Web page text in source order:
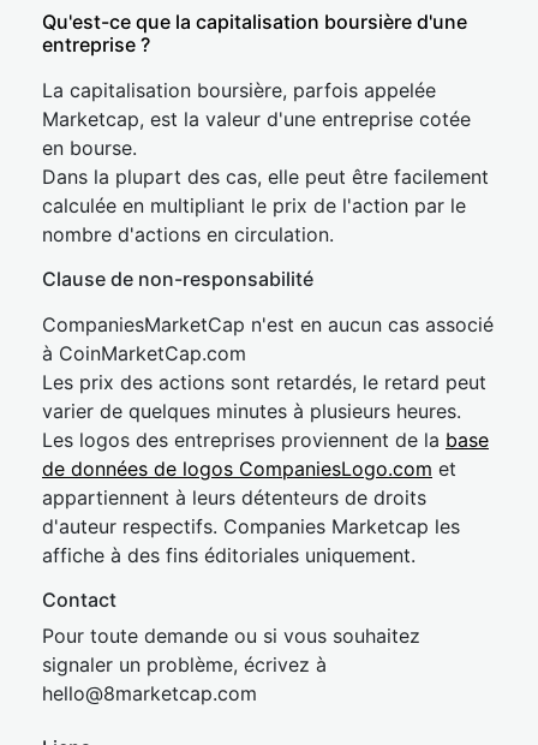
Qu'est-ce que la capitalisation boursière d'une
entreprise ?
La capitalisation boursière, parfois appelée
Marketcap, est la valeur d'une entreprise cotée
en bourse.
Dans la plupart des cas, elle peut être facilement
calculée en multipliant le prix de l'action par le
nombre d'actions en circulation.
Clause de non-responsabilité
CompaniesMarketCap n'est en aucun cas associé
à CoinMarketCap.com
Les prix des actions sont retardés, le retard peut
varier de quelques minutes à plusieurs heures.
Les logos des entreprises proviennent de la base
de données de logos CompaniesLogo.com et
appartiennent à leurs détenteurs de droits
d'auteur respectifs. Companies Marketcap les
affiche à des fins éditoriales uniquement.
Contact
Pour toute demande ou si vous souhaitez
signaler un problème, écrivez à
hello@8marketcap.com